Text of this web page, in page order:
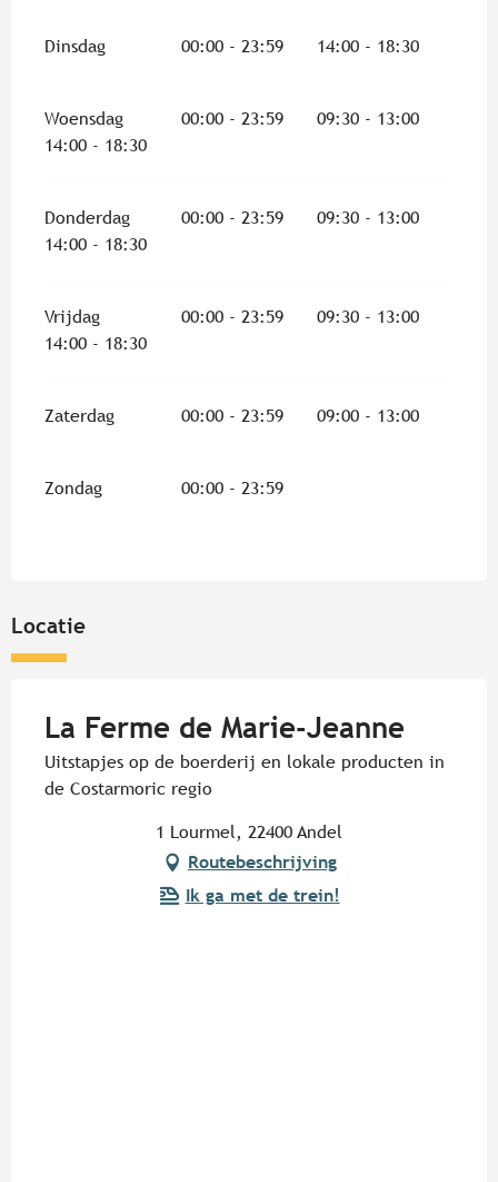
Dinsdag 00:00 - 23:59 14:00 - 18:30
Woensdag 00:00 - 23:59
09:30 - 13:00
14:00 - 18:30
Donderdag 00:00 - 23:59
09:30 - 13:00
14:00 - 18:30
Vrijdag 00:00 - 23:59
09:30 - 13:00
14:00 - 18:30
Zaterdag 00:00 - 23:59 09:00 - 13:00
Zondag 00:00 - 23:59
Locatie
La Ferme de Marie-Jeanne
Uitstapjes op de boerderij en lokale producten in
de Costarmoric regio
1 Lourmel, 22400 Andel
Routebeschrijving
Ik ga met de trein!